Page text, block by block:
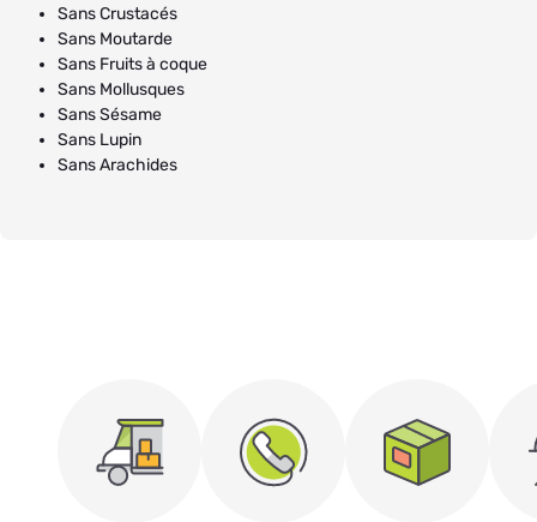
Sans Crustacés
Sans Moutarde
Sans Fruits à coque
Sans Mollusques
Sans Sésame
Sans Lupin
Sans Arachides